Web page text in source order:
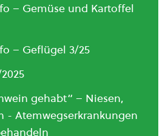
– Gemüse und Kartoffel
– Geflügel 3/25
gehabt“ – Niesen,
- Atemwegserkrankungen